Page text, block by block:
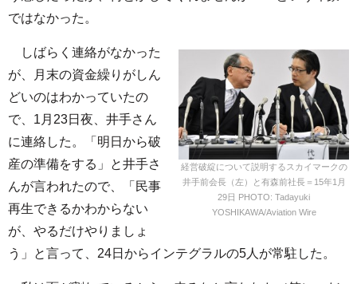
ではなかった。
経営破綻について説明するスカイマークの
井手前会長（左）と有森前社長＝15年1月
29日 PHOTO: Tadayuki
YOSHIKAWA/Aviation Wire
しばらく連絡がなかった
が、月末の資金繰りがしん
どいのはわかっていたの
で、1月23日夜、井手さん
に連絡した。「明日から破
産の準備をする」と井手さ
んが言われたので、「民事
再生できるかわからない
が、やるだけやりましょ
う」と言って、24日からインテグラルの5人が常駐した。